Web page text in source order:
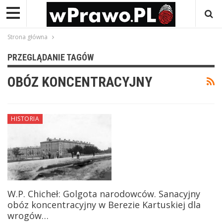
Strona główna
PRZEGLĄDANIE TAGÓW
OBÓZ KONCENTRACYJNY
HISTORIA
W.P. Chicheł: Golgota narodowców. Sanacyjny
obóz koncentracyjny w Berezie Kartuskiej dla
wrogów…